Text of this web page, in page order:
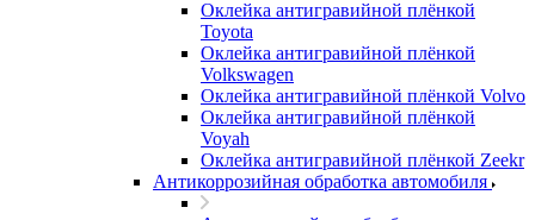
Оклейка антигравийной плёнкой
Toyota
Оклейка антигравийной плёнкой
Volkswagen
Оклейка антигравийной плёнкой Volvo
Оклейка антигравийной плёнкой
Voyah
Оклейка антигравийной плёнкой Zeekr
Антикоррозийная обработка автомобиля